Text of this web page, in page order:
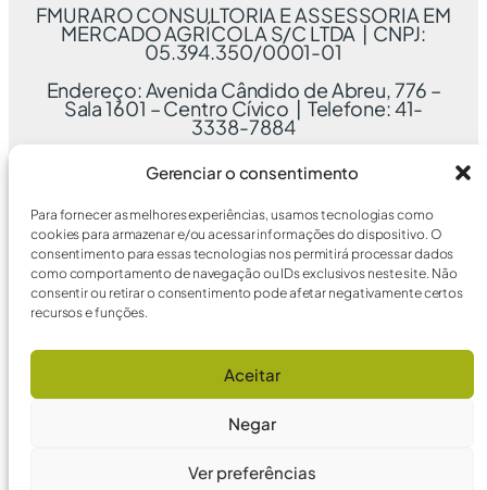
Gerenciar o consentimento
Para fornecer as melhores experiências, usamos tecnologias como
cookies para armazenar e/ou acessar informações do dispositivo. O
consentimento para essas tecnologias nos permitirá processar dados
como comportamento de navegação ou IDs exclusivos neste site. Não
consentir ou retirar o consentimento pode afetar negativamente certos
recursos e funções.
Aceitar
Negar
Ver preferências
FMURARO CONSULTORIA E ASSESSORIA EM
MERCADO AGRÍCOLA S/C LTDA | CNPJ:
05.394.350/0001-01
Endereço: Avenida Cândido de Abreu, 776 –
Sala 1601 – Centro Cívico | Telefone: 41-
3338-7884